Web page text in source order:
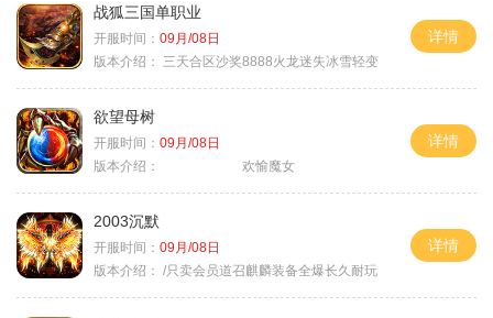
战狐三国单职业
开服时间： 09月/08日
版本介绍：
三天合区沙奖8888火龙迷失冰雪轻变
详情
欲望母树
开服时间： 09月/08日
版本介绍：
欢愉魔女
详情
2003沉默
开服时间： 09月/08日
版本介绍： /只卖会员道召麒麟装备全爆长久耐玩
详情